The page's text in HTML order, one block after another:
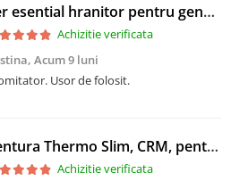
Ser esential hranitor pentru gene, CRM, tratament regenerare si amplificare, 5 ml
Achizitie verificata
Acum 9 luni
Usor de folosit.
Centura Thermo Slim, CRM, pentru slabire si modelare talie, suport lombar, neopren, negru
Achizitie verificata